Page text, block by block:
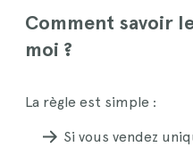
Comment savoir
moi ?
La règle est simple :
Si vous vendez